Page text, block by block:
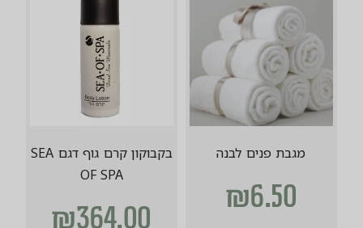
מגבת פנים לבנה
₪6.50
בקבוקון קרם גוף דגם SEA
OF SPA
₪364.00